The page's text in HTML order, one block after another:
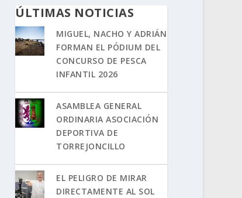
ÚLTIMAS NOTICIAS
MIGUEL, NACHO Y ADRIÁN
FORMAN EL PÓDIUM DEL
CONCURSO DE PESCA
INFANTIL 2026
ASAMBLEA GENERAL
ORDINARIA ASOCIACIÓN
DEPORTIVA DE
TORREJONCILLO
EL PELIGRO DE MIRAR
DIRECTAMENTE AL SOL